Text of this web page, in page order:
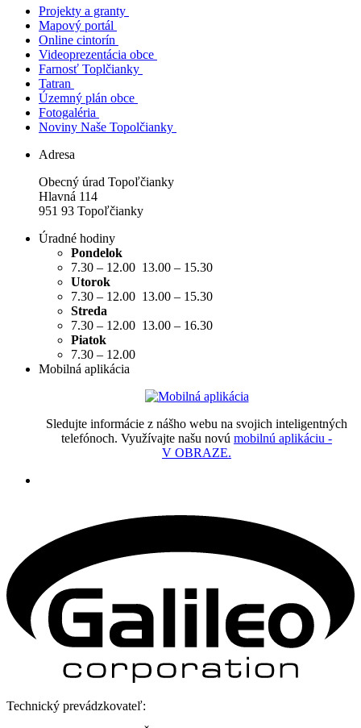
Projekty a granty
Mapový portál
Online cintorín
Videoprezentácia obce
Farnosť Toplčianky
Tatran
Územný plán obce
Fotogaléria
Noviny Naše Topolčianky
Adresa
Obecný úrad Topoľčianky
Hlavná 114
951 93 Topoľčianky
Úradné hodiny
Pondelok
7.30 – 12.00 13.00 – 15.30
Utorok
7.30 – 12.00 13.00 – 15.30
Streda
7.30 – 12.00 13.00 – 16.30
Piatok
7.30 – 12.00
Mobilná aplikácia
Sledujte informácie z nášho webu na svojich inteligentných
telefónoch. Využívajte našu novú mobilnú aplikáciu -
V OBRAZE.
Technický prevádzkovateľ: